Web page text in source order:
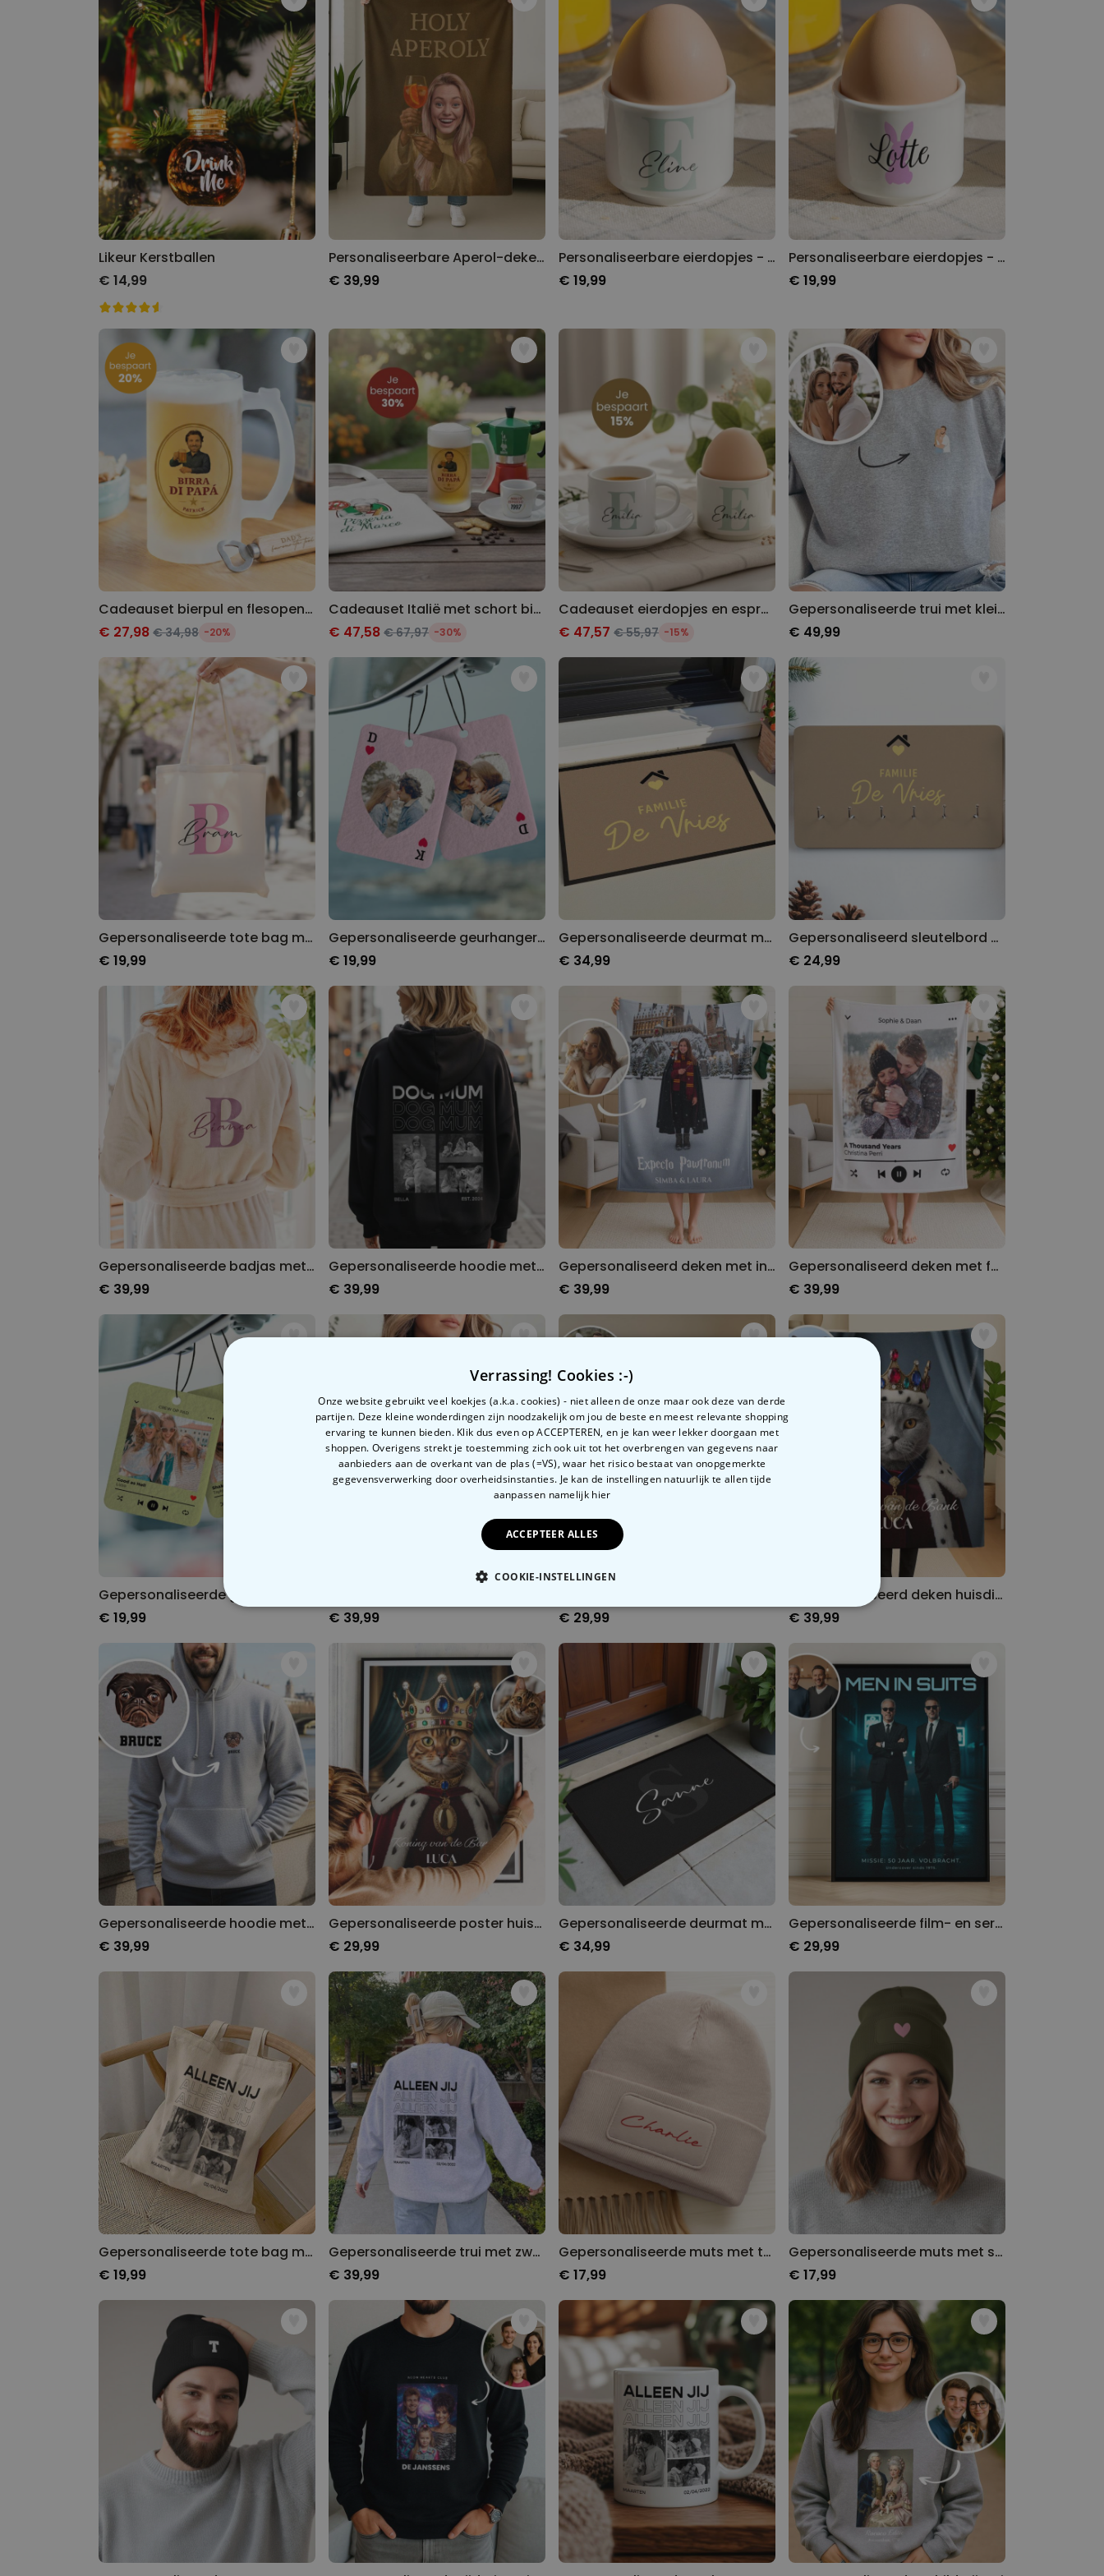
Gepersonaliseerde boxershort
met gezicht en tekst
keer
Polaroid-look
Gepersonaliseerde
Geurhanger set van 2
gekocht
Personaliseerbaar
Gepersonaliseerd houten blok
Meer dan
1.900
keer
gekocht
24,99 €
Likeur Kerstballen
€ 14,99
Personaliseerbare Aperol-deken met gezicht
€ 39,99
Personaliseerbare eierdopjes - set van 2 met monogram
€ 19,99
Personaliseerbare eierdopjes - set van 2 met naam en symbool
€ 19,99
Cadeauset bierpul en flesopener
€ 27,98 € 34,98 -20%
Cadeauset Italië met schort bierpul en espressokopje
€ 47,58 € 67,97 -30%
Cadeauset eierdopjes en espressokopje set van 2
€ 47,57 € 55,97 -15%
Gepersonaliseerde trui met kleine illustratie
€ 49,99
Gepersonaliseerde tote bag met monogram
€ 19,99
Gepersonaliseerde geurhanger harten kaart met foto set van 2
€ 19,99
Gepersonaliseerde deurmat met tekst en symbool
€ 34,99
Gepersonaliseerd sleutelbord met tekst en symbool
€ 24,99
Gepersonaliseerde badjas met monogram en naam
€ 39,99
Gepersonaliseerde hoodie met zwart-wit foto's en tekst
€ 39,99
Gepersonaliseerd deken met individueel tover design
€ 39,99
Gepersonaliseerd deken met foto en liedje
€ 39,99
€ 19,99
€ 39,99
€ 29,99
Gepersonaliseerd deken huisdier met kostuum
€ 39,99
Gepersonaliseerde hoodie met huisdier als comic
€ 39,99
Gepersonaliseerde poster huisdier met kostuum
€ 29,99
Gepersonaliseerde deurmat met monogram
€ 34,99
Gepersonaliseerde film- en serie poster
€ 29,99
Gepersonaliseerde tote bag met zwart-wit foto's en tekst
€ 19,99
Gepersonaliseerde trui met zwart-witfoto’s en tekst
€ 39,99
Gepersonaliseerde muts met tekst
€ 17,99
Gepersonaliseerde muts met symbool en tekst
€ 17,99
Verrassing! Cookies :-)
Onze website gebruikt veel koekjes (a.k.a. cookies) - niet alleen de onze maar ook deze van derde
partijen. Deze kleine wonderdingen zijn noodzakelijk om jou de beste en meest relevante shopping
ervaring te kunnen bieden. Klik dus even op ACCEPTEREN, en je kan weer lekker doorgaan met
shoppen. Overigens strekt je toestemming zich ook uit tot het overbrengen van gegevens naar
aanbieders aan de overkant van de plas (=VS), waar het risico bestaat van onopgemerkte
gegevensverwerking door overheidsinstanties. Je kan de instellingen natuurlijk te allen tijde
aanpassen namelijk hier
ACCEPTEER ALLES
COOKIE-INSTELLINGEN
NOODZAKELIJK PERFORMANCE